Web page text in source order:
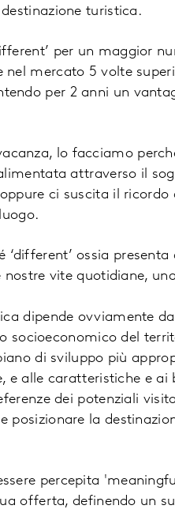
turistica.
per un maggior
nel mercato 5 volte
per 2 anni un
lo facciamo
attraverso il
ci suscita il ricordo
‘different’ ossia
vite quotidiane,
dipende ovviamente
socioeconomico del
di sviluppo più
alle caratteristiche e ai
dei potenziali
posizionare la
percepita
offerta, definendo un